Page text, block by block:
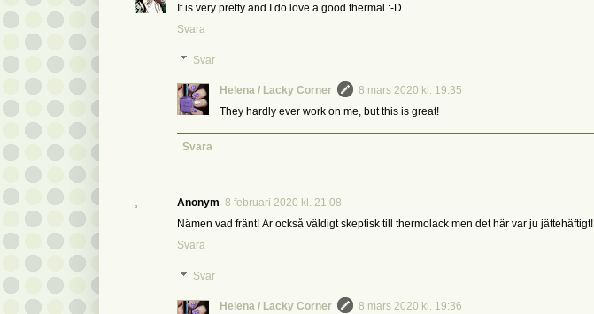
It is very pretty and I do love a good thermal :-D
Svara
Svar
Helena / Lacky Corner
8 mars 2020 kl. 19:35
They hardly ever work on me, but this is great!
Svara
Anonym 8 februari 2020 kl. 21:08
Nämen vad fränt! Är också väldigt skeptisk till thermolack men det här var ju jättehäftigt!
Svara
Svar
Helena / Lacky Corner
8 mars 2020 kl. 19:36